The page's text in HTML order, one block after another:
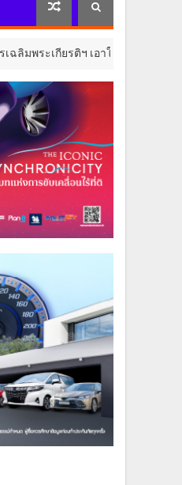
อาใจผู้มาใช้บริการอาคาร C ปรับอัต